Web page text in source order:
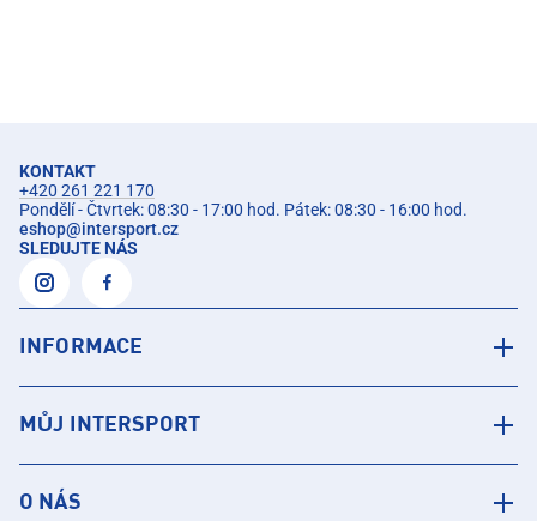
KONTAKT
+420 261 221 170
Pondělí - Čtvrtek: 08:30 - 17:00 hod. Pátek: 08:30 - 16:00 hod.
eshop@intersport.cz
SLEDUJTE NÁS
INFORMACE
MŮJ INTERSPORT
O NÁS